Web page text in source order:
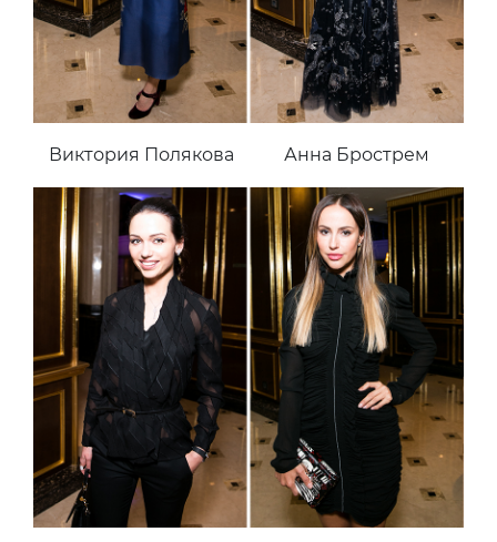
Виктория Полякова Анна Брострем